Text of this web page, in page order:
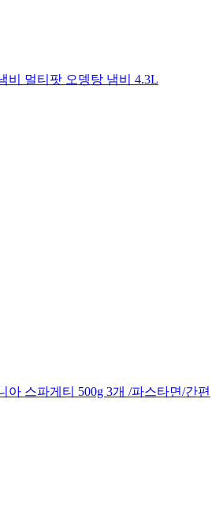
비 멀티팟 오뎅탕 냄비 4.3L
아 스파게티 500g 3개 /파스타면/간편